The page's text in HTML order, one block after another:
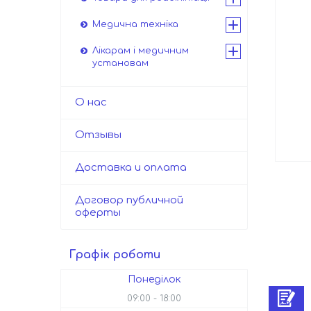
Медична техніка
Лікарам і медичним
установам
О нас
Отзывы
Доставка и оплата
Договор публичной
оферты
Графік роботи
Понеділок
09:00 18:00